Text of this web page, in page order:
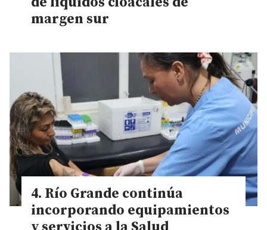
margen sur
Río Grande continúa
incorporando equipamientos